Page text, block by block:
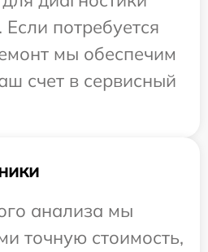
потребуется
мы обеспечим
счет в сервисный
анализа мы
точную стоимость,